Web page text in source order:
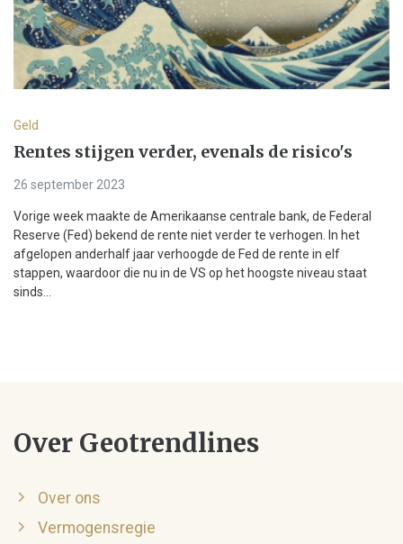
Geld
Rentes stijgen verder, evenals de risico's
26 september 2023
Vorige week maakte de Amerikaanse centrale bank, de Federal
Reserve (Fed) bekend de rente niet verder te verhogen. In het
afgelopen anderhalf jaar verhoogde de Fed de rente in elf
stappen, waardoor die nu in de VS op het hoogste niveau staat
sinds...
Over Geotrendlines
Over ons
Vermogensregie